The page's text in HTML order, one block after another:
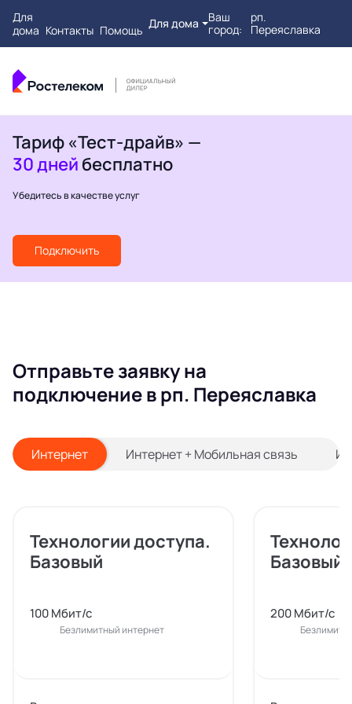
Для
дома Контакты Помощь Для дома
Ваш
город:
рп.
Переяславка
Тариф «Тест-драйв» —
30 дней бесплатно
Убедитесь в качестве услуг
Подключить
Отправьте заявку на
подключение в рп. Переяславка
Интернет Интернет + Мобильная связь
Технологии доступа.
Базовый
100 Мбит/с
Безлимитный интернет
Базовый
200 Мбит/с